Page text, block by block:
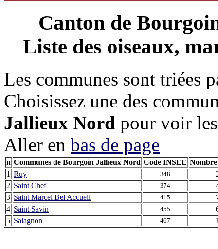
Canton de
Liste des oiseaux,
Les communes sont triées
Choisissez une des
Jallieux Nord pour voir
Aller en bas de page
n Communes de Bourgoin Jallieux Nord Code INSEE Nombre
1 Ruy 348
2 Saint Chef 374
3 Saint Marcel Bel Accueil 415
4 Saint Savin 455
5 Salagnon 467